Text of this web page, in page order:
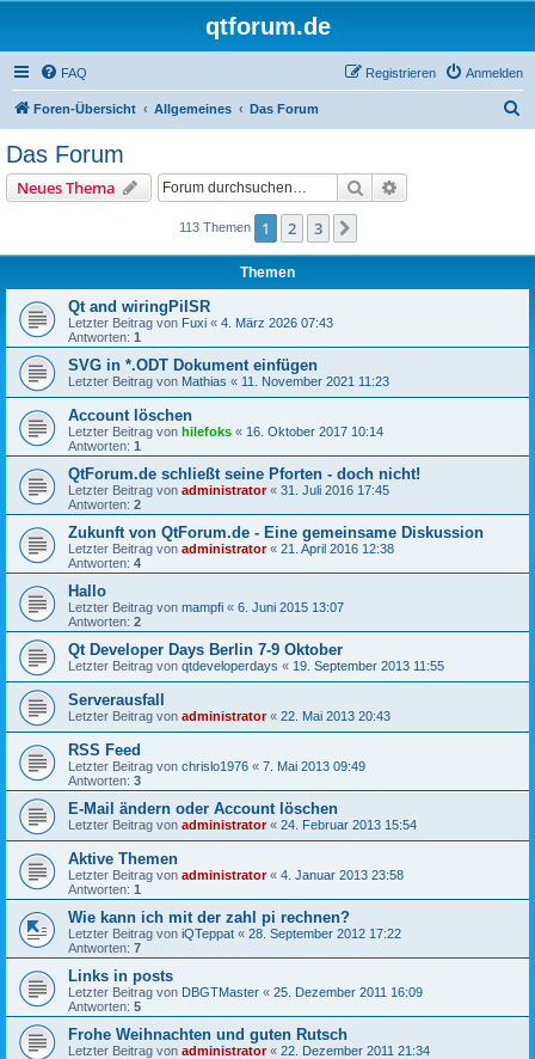
qtforum.de
FAQ Anmelden
Registrieren
Foren-Übersicht Allgemeines Das Forum
Das Forum
Neues Thema Suche
113 Themen 1 2 3
Themen
Qt and wiringPiISR
Letzter Beitrag von Fuxi « 4. März 2026 07:43
Antworten: 1
SVG in *.ODT Dokument einfügen
Letzter Beitrag von Mathias « 11. November 2021 11:23
Account löschen
Letzter Beitrag von hilefoks « 16. Oktober 2017 10:14
Antworten: 1
QtForum.de schließt seine Pforten - doch nicht!
Letzter Beitrag von administrator« 31. Juli 2016 17:45
Antworten: 2
Zukunft von QtForum.de - Eine gemeinsame Diskussion
Letzter Beitrag von administrator« 21. April 2016 12:38
Antworten: 4
Hallo
Letzter Beitrag von mampfi « 6. Juni 2015 13:07
Antworten: 2
Qt Developer Days Berlin 7-9 Oktober
Letzter Beitrag von qtdeveloperdays « 19. September 2013 11:55
Serverausfall
Letzter Beitrag von administrator« 22. Mai 2013 20:43
RSS Feed
Letzter Beitrag von chrislo1976 « 7. Mai 2013 09:49
Antworten: 3
E-Mail ändern oder Account löschen
Letzter Beitrag von administrator« 24. Februar 2013 15:54
Aktive Themen
Letzter Beitrag von administrator« 4. Januar 2013 23:58
Antworten: 1
Wie kann ich mit der zahl pi rechnen?
Letzter Beitrag von iQTeppat « 28. September 2012 17:22
Antworten: 7
Links in posts
Letzter Beitrag von DBGTMaster « 25. Dezember 2011 16:09
Antworten: 5
Frohe Weihnachten und guten Rutsch
Letzter Beitrag von administrator« 22. Dezember 2011 21:34